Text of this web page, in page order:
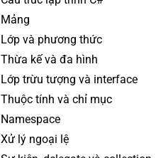
Mảng
Lớp và phương thức
Thừa kế và đa hình
Lớp trừu tượng và interface
Thuộc tính và chỉ mục
Namespace
Xử lý ngoại lệ